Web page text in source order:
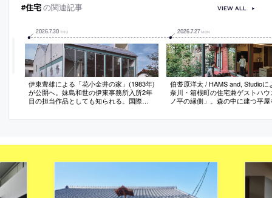
#住宅の関連記事
2026.7.30 THU
伊東豊雄による「花小金井の家」(1983年)
が公開へ。妹島和世の伊東事務所入所2年
目の担当作品としても知られる。国際文
担う
2026.7.27 MON
伯耆原洋太 / HAMS and, Studioに
奈川・箱根町の住宅兼ゲストハウ
ノ平の縁側」。森の中に建つ平屋
の構成に着目し、内外を繋ぐと共
と外の新たな関係に寄与
VIEW ALL